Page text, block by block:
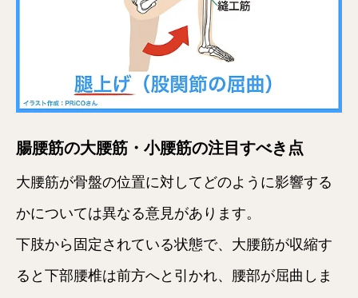
腸腰筋の大腰筋・小腰筋の注目すべき点
大腰筋が骨盤の位置に対してどのように影響する
かについては異なる意見があります。
下肢から固定されている状態で、大腰筋が収縮す
ると下部腰椎は前方へと引かれ、腰部が屈曲しま